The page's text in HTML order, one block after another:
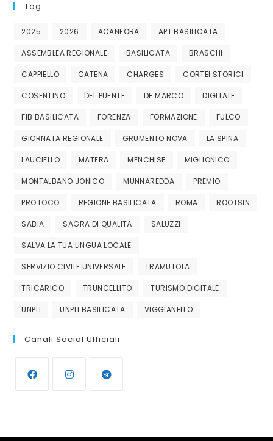
Tag
2025 2026 ACANFORA APT BASILICATA
ASSEMBLEA REGIONALE BASILICATA BRASCHI
CAPPIELLO CATENA CHARGES CORTEI STORICI
COSENTINO DEL PUENTE DE MARCO DIGITALE
FIB BASILICATA FORENZA FORMAZIONE FULCO
GIORNATA REGIONALE GRUMENTO NOVA LA SPINA
LAUCIELLO MATERA MENCHISE MIGLIONICO
MONTALBANO JONICO MUNNAREDDA PREMIO
PRO LOCO REGIONE BASILICATA ROMA ROOTSIN
SABIA SAGRA DI QUALITÀ SALUZZI
SALVA LA TUA LINGUA LOCALE
SERVIZIO CIVILE UNIVERSALE TRAMUTOLA
TRICARICO TRUNCELLITO TURISMO DIGITALE
UNPLI UNPLI BASILICATA VIGGIANELLO
Canali Social Ufficiali